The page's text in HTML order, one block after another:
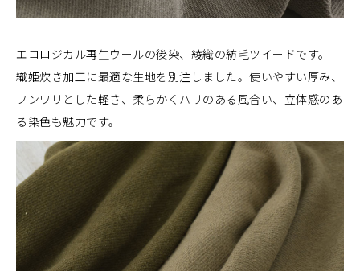
エコロジカル再生ウールの後染、綾織の紡毛ツイードです。
織姫炊き加工に最適な生地を別注しました。使いやすい厚み、
フンワリとした軽さ、柔らかくハリのある風合い、立体感のあ
る染色も魅力です。